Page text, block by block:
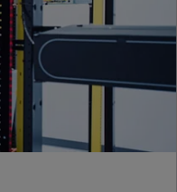
ERGO Group